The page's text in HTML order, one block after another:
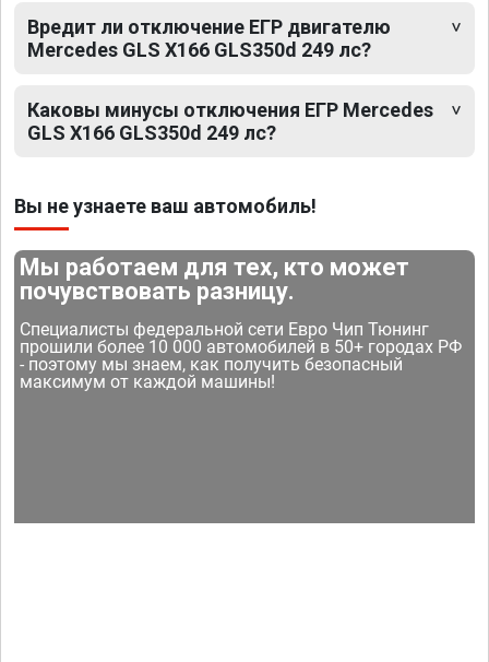
Вредит ли отключение ЕГР двигателю
Mercedes GLS X166 GLS350d 249 лс?
Каковы минусы отключения ЕГР Mercedes
GLS X166 GLS350d 249 лс?
Вы не узнаете ваш автомобиль!
Мы работаем для тех, кто может
почувствовать разницу.
Специалисты федеральной сети Евро Чип Тюнинг
прошили более 10 000 автомобилей в 50+ городах РФ
- поэтому мы знаем, как получить безопасный
максимум от каждой машины!